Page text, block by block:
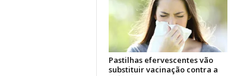
Pastilhas efervescentes vão
substituir vacinação contra a